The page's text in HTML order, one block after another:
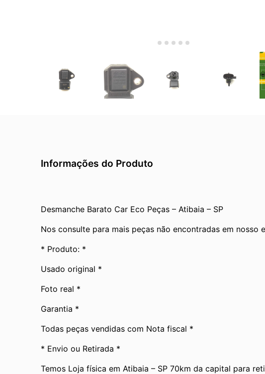
Informações do Produto
Desmanche Barato Car Eco Peças – Atibaia – SP
Nos consulte para mais peças não encontradas em nosso
* Produto: *
Usado original *
Foto real *
Garantia *
Todas peças vendidas com Nota fiscal *
* Envio ou Retirada *
Temos Loja física em Atibaia – SP 70km da capital para